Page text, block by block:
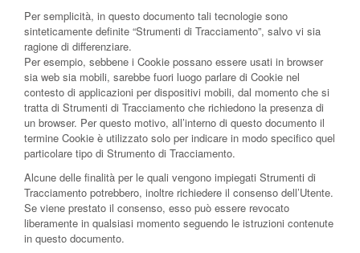
Per semplicità, in questo documento tali tecnologie sono
sinteticamente definite “Strumenti di Tracciamento”, salvo vi sia
ragione di differenziare.
Per esempio, sebbene i Cookie possano essere usati in browser
sia web sia mobili, sarebbe fuori luogo parlare di Cookie nel
contesto di applicazioni per dispositivi mobili, dal momento che si
tratta di Strumenti di Tracciamento che richiedono la presenza di
un browser. Per questo motivo, all’interno di questo documento il
termine Cookie è utilizzato solo per indicare in modo specifico quel
particolare tipo di Strumento di Tracciamento.
Alcune delle finalità per le quali vengono impiegati Strumenti di
Tracciamento potrebbero, inoltre richiedere il consenso dell’Utente.
Se viene prestato il consenso, esso può essere revocato
liberamente in qualsiasi momento seguendo le istruzioni contenute
in questo documento.